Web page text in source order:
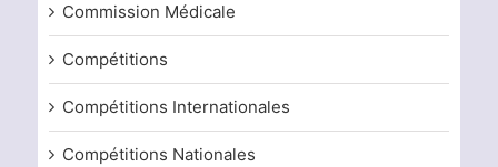
Commission Médicale
Compétitions
Compétitions Internationales
Compétitions Nationales